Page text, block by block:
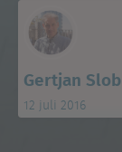
Gertjan Slob
12 juli 2016